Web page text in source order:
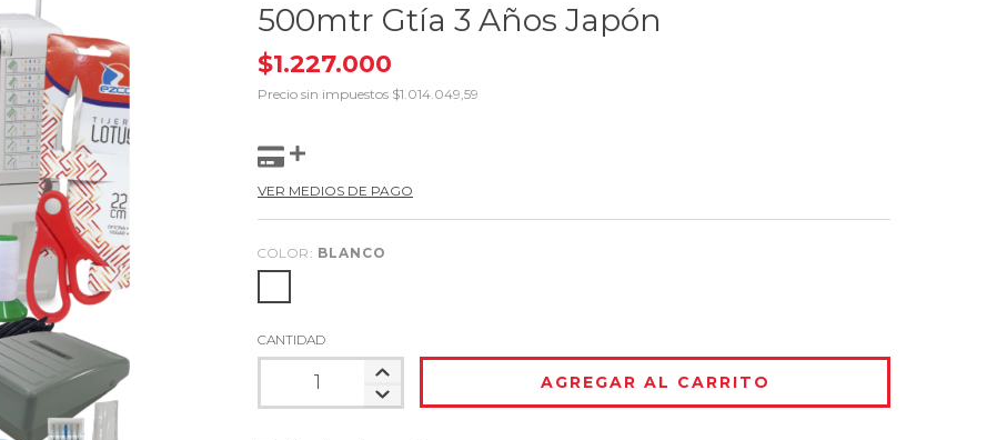
500mtr Gtía 3 Años Japón
$1.227.000
Precio sin impuestos $1.014.049,59
VER MEDIOS DE PAGO
COLOR: BLANCO
CANTIDAD